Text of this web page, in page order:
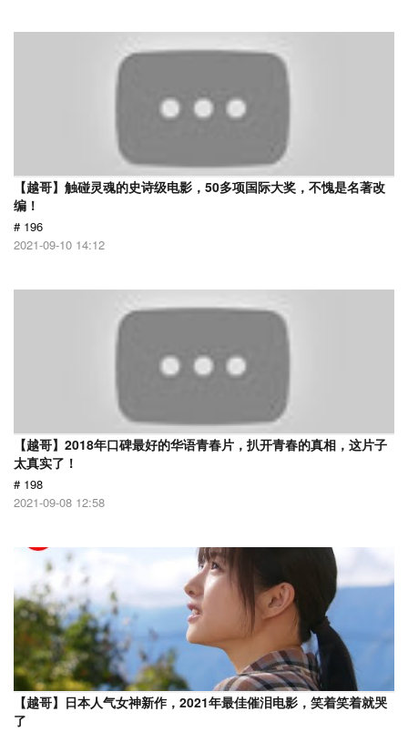
【越哥】触碰灵魂的史诗级电影，50多项国际大奖，不愧是名著改
编！
# 196
2021-09-10 14:12
【越哥】2018年口碑最好的华语青春片，扒开青春的真相，这片子
太真实了！
# 198
2021-09-08 12:58
【越哥】日本人气女神新作，2021年最佳催泪电影，笑着笑着就哭
了